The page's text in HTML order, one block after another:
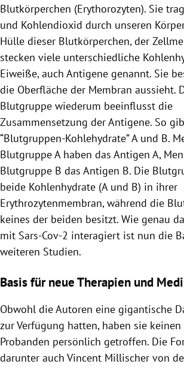
Blutkörperchen (Erythorozyten). Sie
und Kohlendioxid durch unseren
Hülle dieser Blutkörperchen, der
stecken viele unterschiedliche
Eiweiße, auch Antigene genannt. Sie
die Oberfläche der Membran aussieht.
Blutgruppe wiederum beeinflusst die
Zusammensetzung der Antigene. So
“Blutgruppen-Kohlehydrate” A und B.
Blutgruppe A haben das Antigen A,
Blutgruppe B das Antigen B. Die
beide Kohlenhydrate (A und B) in ihrer
Erythrozytenmembran, während die
keines der beiden besitzt. Wie genau
mit Sars-Cov-2 interagiert ist nun die
weiteren Studien.
Basis für neue Therapien und
Obwohl die Autoren eine gigantische
zur Verfügung hatten, haben sie
Probanden persönlich getroffen. Die
darunter auch Vincent Millischer von